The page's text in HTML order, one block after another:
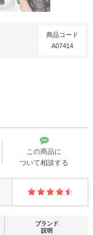
商品コード
A07414
この商品に
ついて相談する
ブランド
説明